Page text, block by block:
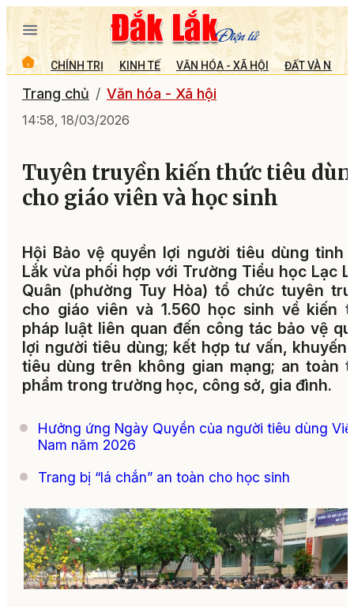
CHÍNH TRỊ KINH TẾ VĂN HÓA - XÃ HỘI ĐẤT VÀ
Trang chủ Văn hóa - Xã hội
14:58, 18/03/2026
Tuyên truyền kiến thức tiêu
cho giáo viên và học sinh
Hội Bảo vệ quyền lợi người tiêu dùng tỉnh
Lắk vừa phối hợp với Trường Tiểu học Lạc
Quân (phường Tuy Hòa) tổ chức tuyên
cho giáo viên và 1.560 học sinh về kiến
pháp luật liên quan đến công tác bảo vệ
lợi người tiêu dùng; kết hợp tư vấn, khuyến
tiêu dùng trên không gian mạng; an toàn
phẩm trong trường học, công sở, gia đình.
Hưởng ứng Ngày Quyền của người tiêu dùng
Nam năm 2026
Trang bị “lá chắn” an toàn cho học sinh